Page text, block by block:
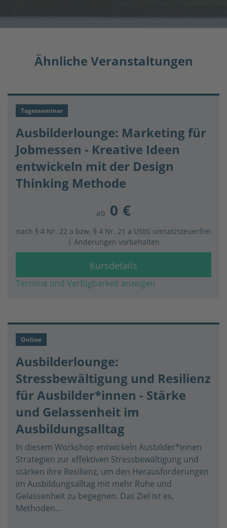
Ähnliche Veranstaltungen
Tagesseminar
Ausbilderlounge: Marketing für
Jobmessen - Kreative Ideen
entwickeln mit der Design
Thinking Methode
ab 0 €
nach § 4 Nr. 22 a bzw. § 4 Nr. 21 a UStG umsatzsteuerfrei
| Änderungen vorbehalten
Kursdetails
Termine und Verfügbarkeit anzeigen
Online
Ausbilderlounge:
Stressbewältigung und Resilienz
für Ausbilder*innen - Stärke
und Gelassenheit im
Ausbildungsalltag
In diesem Workshop entwickeln Ausbilder*innen
Strategien zur effektiven Stressbewältigung und
stärken ihre Resilienz, um den Herausforderungen
im Ausbildungsalltag mit mehr Ruhe und
Gelassenheit zu begegnen. Das Ziel ist es,
Methoden...